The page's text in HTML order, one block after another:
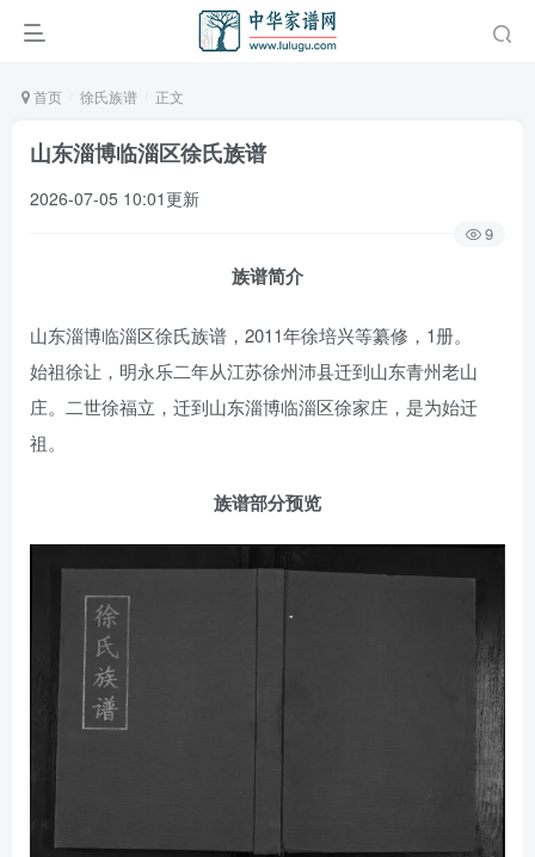
首页 徐氏族谱 正文
山东淄博临淄区徐氏族谱
2026-07-05 10:01更新
9
族谱简介
山东淄博临淄区徐氏族谱，2011年徐培兴等纂修，1册。
始祖徐让，明永乐二年从江苏徐州沛县迁到山东青州老山
庄。二世徐福立，迁到山东淄博临淄区徐家庄，是为始迁
祖。
族谱部分预览